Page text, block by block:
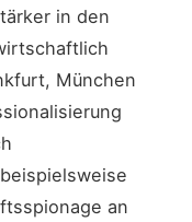
in den
München
an